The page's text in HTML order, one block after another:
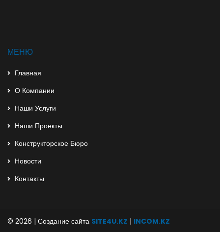
МЕНЮ
Главная
О Компании
Наши Услуги
Наши Проекты
Конструкторское Бюро
Новости
Контакты
© 2026 | Создание сайта SITE4U.KZ | INCOM.KZ